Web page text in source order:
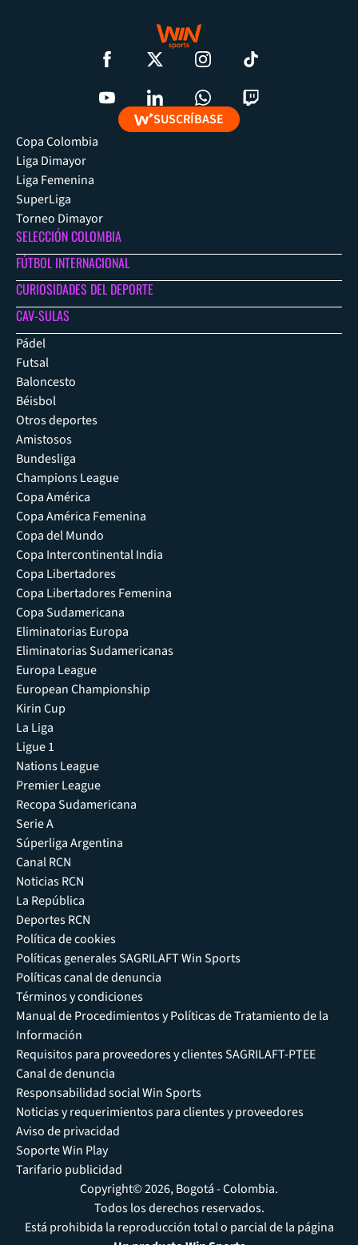
SUSCRÍBASE
Copa Colombia
Liga Dimayor
Liga Femenina
SuperLiga
Torneo Dimayor
SELECCIÓN COLOMBIA
FÚTBOL INTERNACIONAL
CURIOSIDADES DEL DEPORTE
CAV-SULAS
Pádel
Futsal
Baloncesto
Béisbol
Otros deportes
Amistosos
Bundesliga
Champions League
Copa América
Copa América Femenina
Copa del Mundo
Copa Intercontinental India
Copa Libertadores
Copa Libertadores Femenina
Copa Sudamericana
Eliminatorias Europa
Eliminatorias Sudamericanas
Europa League
European Championship
Kirin Cup
La Liga
Ligue 1
Nations League
Premier League
Recopa Sudamericana
Serie A
Súperliga Argentina
Canal RCN
Noticias RCN
La República
Deportes RCN
Política de cookies
Políticas generales SAGRILAFT Win Sports
Políticas canal de denuncia
Términos y condiciones
Manual de Procedimientos y Políticas de Tratamiento de la
Información
Requisitos para proveedores y clientes SAGRILAFT-PTEE
Canal de denuncia
Responsabilidad social Win Sports
Noticias y requerimientos para clientes y proveedores
Aviso de privacidad
Soporte Win Play
Tarifario publicidad
Copyright© 2026, Bogotá - Colombia.
Todos los derechos reservados.
Está prohibida la reproducción total o parcial de la página